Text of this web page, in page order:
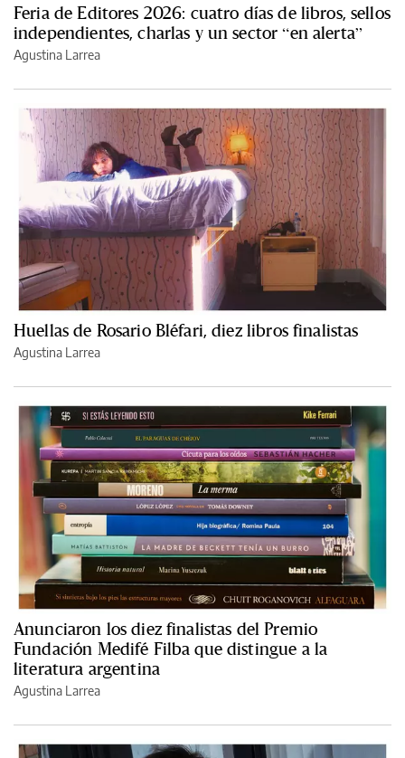
Feria de Editores 2026: cuatro días de libros, sellos
independientes, charlas y un sector “en alerta”
Agustina Larrea
Huellas de Rosario Bléfari, diez libros finalistas
Agustina Larrea
Anunciaron los diez finalistas del Premio
Fundación Medifé Filba que distingue a la
literatura argentina
Agustina Larrea